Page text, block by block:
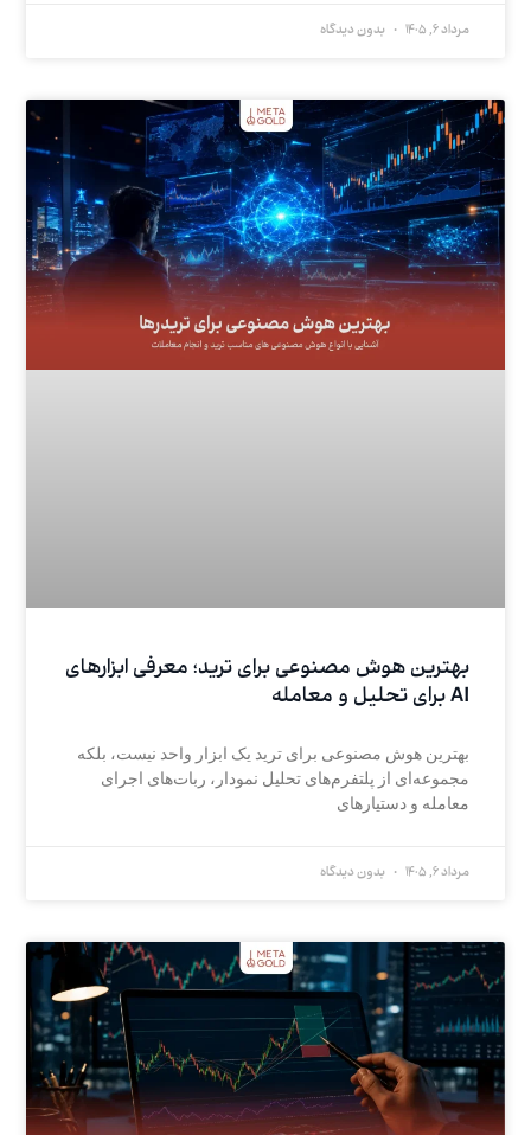
مرداد 6, 1405 بدون دیدگاه
بهترین هوش مصنوعی برای ترید؛ معرفی ابزارهای
AI برای تحلیل و معامله
بهترین هوش مصنوعی برای ترید یک ابزار واحد نیست، بلکه
مجموعه‌ای از پلتفرم‌های تحلیل نمودار، ربات‌های اجرای
معامله و دستیارهای
مرداد 6, 1405 بدون دیدگاه